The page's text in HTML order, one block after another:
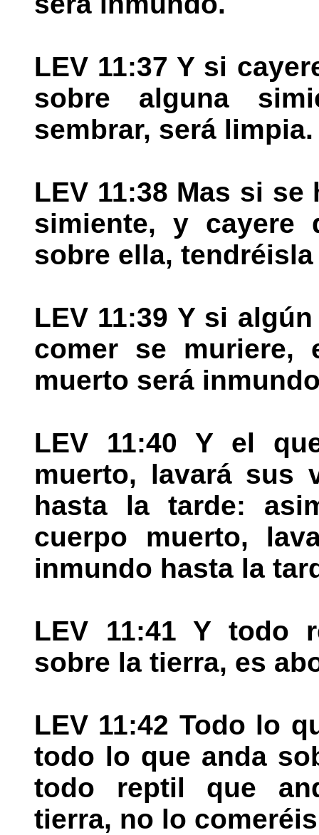
LEV 11:37 Y si
sobre alguna
sembrar, será limpia.
LEV 11:38 Mas si
simiente, y cayere
sobre ella,
LEV 11:39 Y si
comer se muriere,
muerto será
LEV 11:40 Y el
muerto, lavará sus
hasta la tarde:
cuerpo muerto,
inmundo hasta la
LEV 11:41 Y todo
sobre la tierra, es
LEV 11:42 Todo lo
todo lo que anda
todo reptil que
tierra, no lo